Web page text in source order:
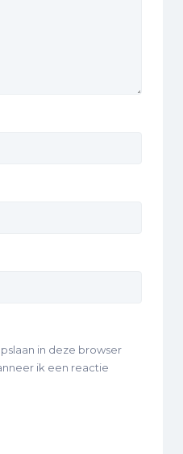
in deze browser
ik een reactie